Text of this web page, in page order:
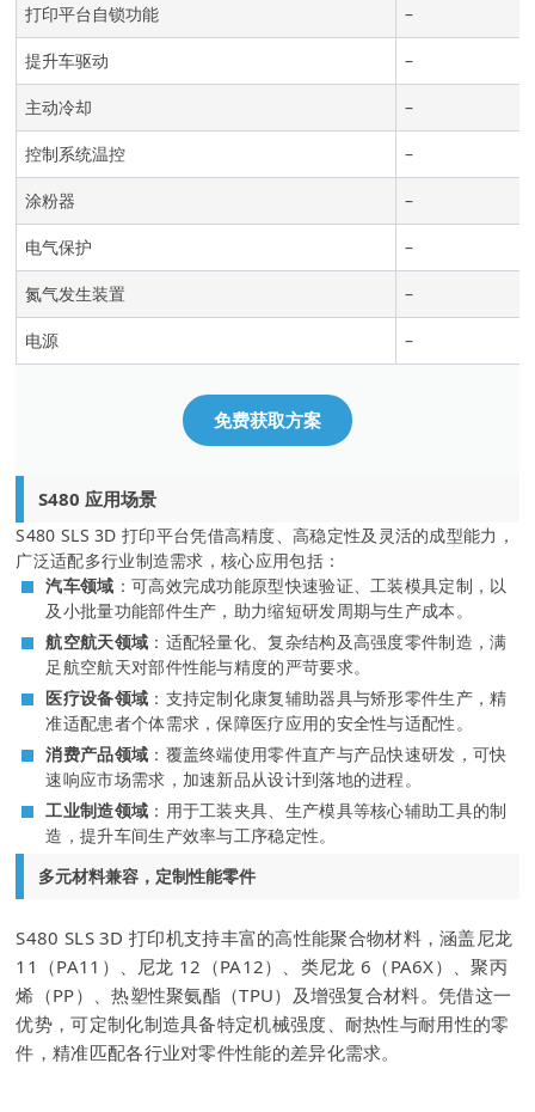
打印平台自锁功能 –
提升车驱动 –
主动冷却 –
控制系统温控 –
涂粉器 –
电气保护 –
氮气发生装置 –
电源 –
免费获取方案
S480 应用场景
S480 SLS 3D 打印平台凭借高精度、高稳定性及灵活的成型能力，
广泛适配多行业制造需求，核心应用包括：
汽车领域 ：可高效完成功能原型快速验证、工装模具定制，以
及小批量功能部件生产，助力缩短研发周期与生产成本。
航空航天领域 ：适配轻量化、复杂结构及高强度零件制造，满
足航空航天对部件性能与精度的严苛要求。
医疗设备领域 ：支持定制化康复辅助器具与矫形零件生产，精
准适配患者个体需求，保障医疗应用的安全性与适配性。
消费产品领域 ：覆盖终端使用零件直产与产品快速研发，可快
速响应市场需求，加速新品从设计到落地的进程。
工业制造领域 ：用于工装夹具、生产模具等核心辅助工具的制
造，提升车间生产效率与工序稳定性。
多元材料兼容，定制性能零件
S480 SLS 3D 打印机支持丰富的高性能聚合物材料，涵盖尼龙
11（PA11）、尼龙 12（PA12）、类尼龙 6（PA6X）、聚丙
烯（PP）、热塑性聚氨酯（TPU）及增强复合材料。凭借这一
优势，可定制化制造具备特定机械强度、耐热性与耐用性的零
件，精准匹配各行业对零件性能的差异化需求。